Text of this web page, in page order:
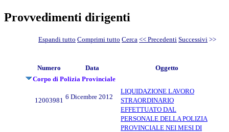
Provvedimenti dirigenti
Espandi tutto Comprimi tutto Cerca << Precedenti Successivi >>
Numero Data
Oggetto
Corpo di Polizia Provinciale
12003981 6 Dicembre 2012
LIQUIDAZIONE LAVORO
STRAORDINARIO
EFFETTUATO DAL
PERSONALE DELLA POLIZIA
PROVINCIALE NEI MESI DI